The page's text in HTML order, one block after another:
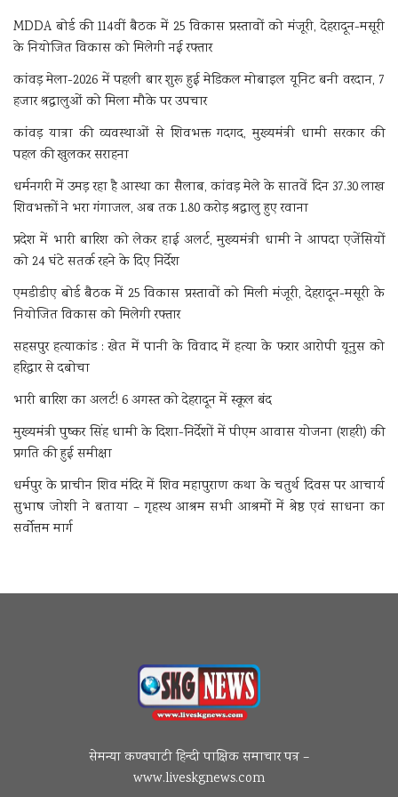
MDDA बोर्ड की 114वीं बैठक में 25 विकास प्रस्तावों को मंजूरी, देहरादून-मसूरी
के नियोजित विकास को मिलेगी नई रफ्तार
कांवड़ मेला-2026 में पहली बार शुरू हुई मेडिकल मोबाइल यूनिट बनी वरदान, 7
हजार श्रद्धालुओं को मिला मौके पर उपचार
कांवड़ यात्रा की व्यवस्थाओं से शिवभक्त गदगद, मुख्यमंत्री धामी सरकार की
पहल की खुलकर सराहना
धर्मनगरी में उमड़ रहा है आस्था का सैलाब, कांवड़ मेले के सातवें दिन 37.30 लाख
शिवभक्तों ने भरा गंगाजल, अब तक 1.80 करोड़ श्रद्धालु हुए रवाना
प्रदेश में भारी बारिश को लेकर हाई अलर्ट, मुख्यमंत्री धामी ने आपदा एजेंसियों
को 24 घंटे सतर्क रहने के दिए निर्देश
एमडीडीए बोर्ड बैठक में 25 विकास प्रस्तावों को मिली मंजूरी, देहरादून-मसूरी के
नियोजित विकास को मिलेगी रफ्तार
सहसपुर हत्याकांड : खेत में पानी के विवाद में हत्या के फरार आरोपी यूनुस को
हरिद्वार से दबोचा
भारी बारिश का अलर्ट! 6 अगस्त को देहरादून में स्कूल बंद
मुख्यमंत्री पुष्कर सिंह धामी के दिशा-निर्देशों में पीएम आवास योजना (शहरी) की
प्रगति की हुई समीक्षा
धर्मपुर के प्राचीन शिव मंदिर में शिव महापुराण कथा के चतुर्थ दिवस पर आचार्य
सुभाष जोशी ने बताया – गृहस्थ आश्रम सभी आश्रमों में श्रेष्ठ एवं साधना का
सर्वोत्तम मार्ग
सेमन्या कण्वघाटी हिन्दी पाक्षिक समाचार पत्र –
www.liveskgnews.com